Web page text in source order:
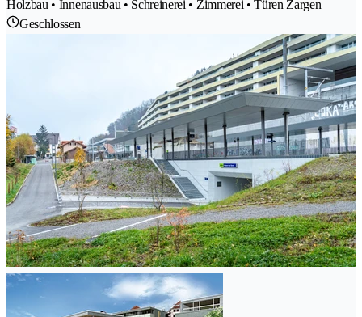
Holzbau • Innenausbau • Schreinerei • Zimmerei • Türen Zargen
Geschlossen